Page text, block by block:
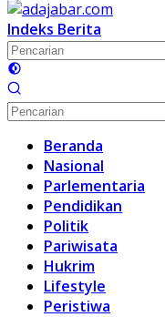
Indeks Berita
Beranda
Nasional
Parlementaria
Pendidikan
Politik
Pariwisata
Hukrim
Lifestyle
Peristiwa